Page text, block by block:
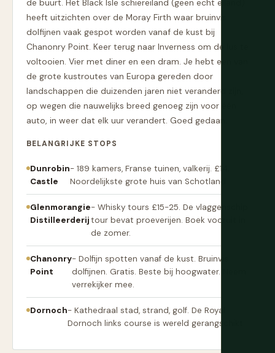
de buurt. Het Black Isle schiereiland (geen echt eiland)
heeft uitzichten over de Moray Firth waar bruinvis
dolfijnen vaak gespot worden vanaf de kust bij
Chanonry Point. Keer terug naar Inverness om de lus te
voltooien. Vier met diner en een dram. Je hebt een van
de grote kustroutes van Europa gereden door
landschappen die duizenden jaren niet veranderd zijn,
op wegen die nauwelijks breed genoeg zijn voor één
auto, in weer dat elk uur verandert. Goed gedaan.
BELANGRIJKE STOPS
Dunrobin
Castle
- 189 kamers, Franse tuinen, valkerij. £14.
Noordelijkste grote huis van Schotland.
Glenmorangie
Distilleerderij
- Whisky tours £15-25. De vlaggenschip
tour bevat proeverijen. Boek vooruit in
de zomer.
Chanonry
Point
- Dolfijn spotten vanaf de kust. Bruinvis
dolfijnen. Gratis. Beste bij hoogwater. Neem
verrekijker mee.
Dornoch- Kathedraal stad, strand, golf. De Royal
Dornoch links course is wereld gerangschikt.